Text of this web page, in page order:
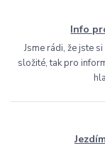
Info
Jsme rádi, že jste
složité, tak pro